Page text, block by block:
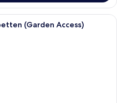
Ein Set aus Korbmöbeln mit Tisch
(Garden Access)